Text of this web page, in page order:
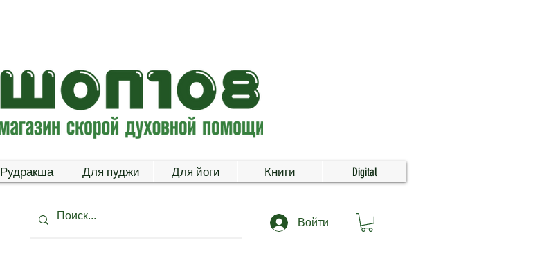
Рудракша Для пуджи Для йоги Книги Digital
Войти